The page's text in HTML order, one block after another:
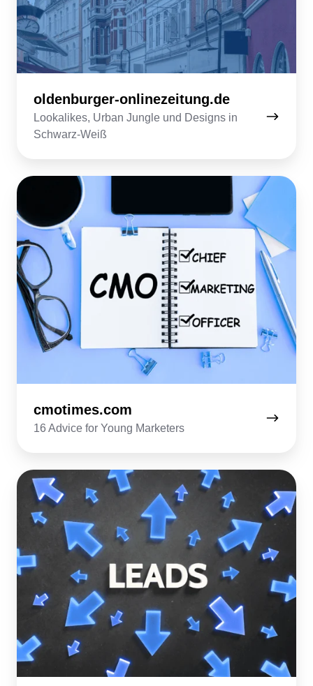
oldenburger-onlinezeitung.de
Lookalikes, Urban Jungle und Designs in
Schwarz-Weiß
cmotimes.com
16 Advice for Young Marketers
cmotimes.com
theguidex.com